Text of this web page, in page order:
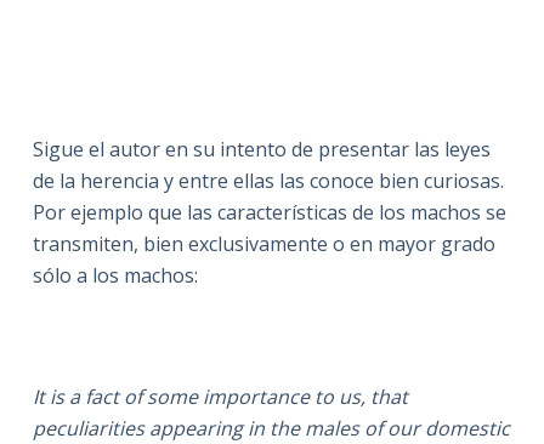
Sigue el autor en su intento de presentar las leyes
de la herencia y entre ellas las conoce bien curiosas.
Por ejemplo que las características de los machos se
transmiten, bien exclusivamente o en mayor grado
sólo a los machos:
It is a fact of some importance to us, that
peculiarities appearing in the males of our domestic